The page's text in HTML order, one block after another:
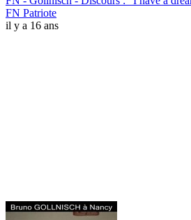
FN Patriote
il y a 16 ans